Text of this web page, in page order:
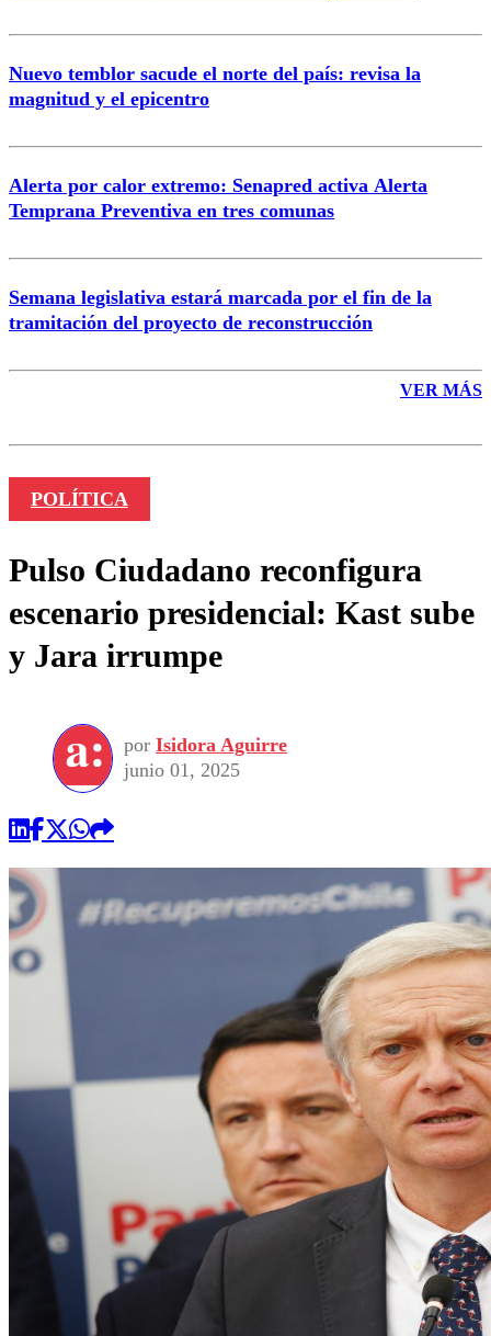
Nuevo temblor sacude el norte del país: revisa la
magnitud y el epicentro
Alerta por calor extremo: Senapred activa Alerta
Temprana Preventiva en tres comunas
Semana legislativa estará marcada por el fin de la
tramitación del proyecto de reconstrucción
VER MÁS
POLÍTICA
Pulso Ciudadano reconfigura
escenario presidencial: Kast sube
y Jara irrumpe
por Isidora Aguirre
junio 01, 2025